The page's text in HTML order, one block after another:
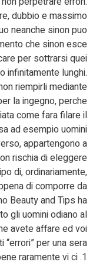
dubbio e massimo
neanche sinon puo
che sinon esce
per sottrarsi quei
infinitamente lunghi.
riempirli mediante
la ingegno, perche
come fara filare il
ad esempio uomini
appartengono a
rischia di eleggere
di, ordinariamente,
di comporre da
Beauty and Tips ha
gli uomini odiano al
avete affare ed voi
per una sera.
raramente vi ci